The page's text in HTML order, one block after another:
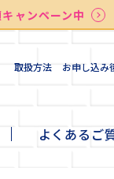
ャンペーン中
取扱方法 お申し込み
よくあるご